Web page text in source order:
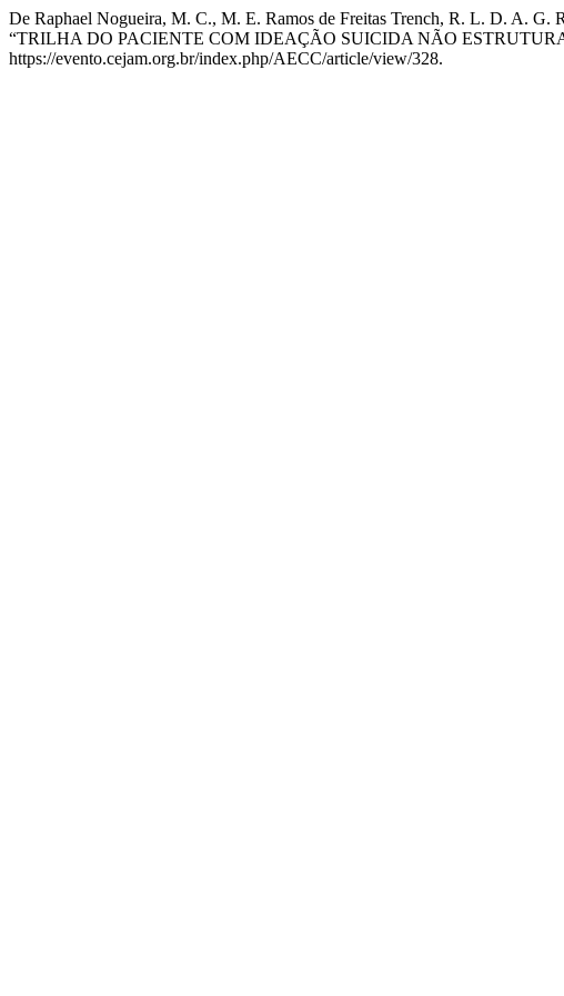
De Raphael Nogueira, M. C., M. E. Ramos de Freitas Trench, R. L. D. A. G.
“TRILHA DO PACIENTE COM IDEAÇÃO SUICIDA NÃO
https://evento.cejam.org.br/index.php/AECC/article/view/328.